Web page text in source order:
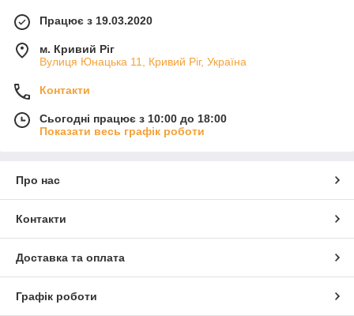
Працює з 19.03.2020
м. Кривий Ріг
Вулиця Юнацька 11, Кривий Ріг, Україна
Контакти
Сьогодні працює з 10:00 до 18:00
Показати весь графік роботи
Про нас
Контакти
Доставка та оплата
Графік роботи